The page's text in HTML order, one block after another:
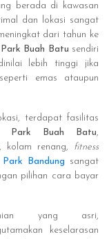
berada di kawasan
dan lokasi sangat
dari tahun ke
Buah Batu sendiri
lebih tinggi jika
emas ataupun
terdapat fasilitas
Park Buah Batu,
, kolam renang, fitness
Bandung sangat
pilihan cara bayar
yang asri,
keselarasan